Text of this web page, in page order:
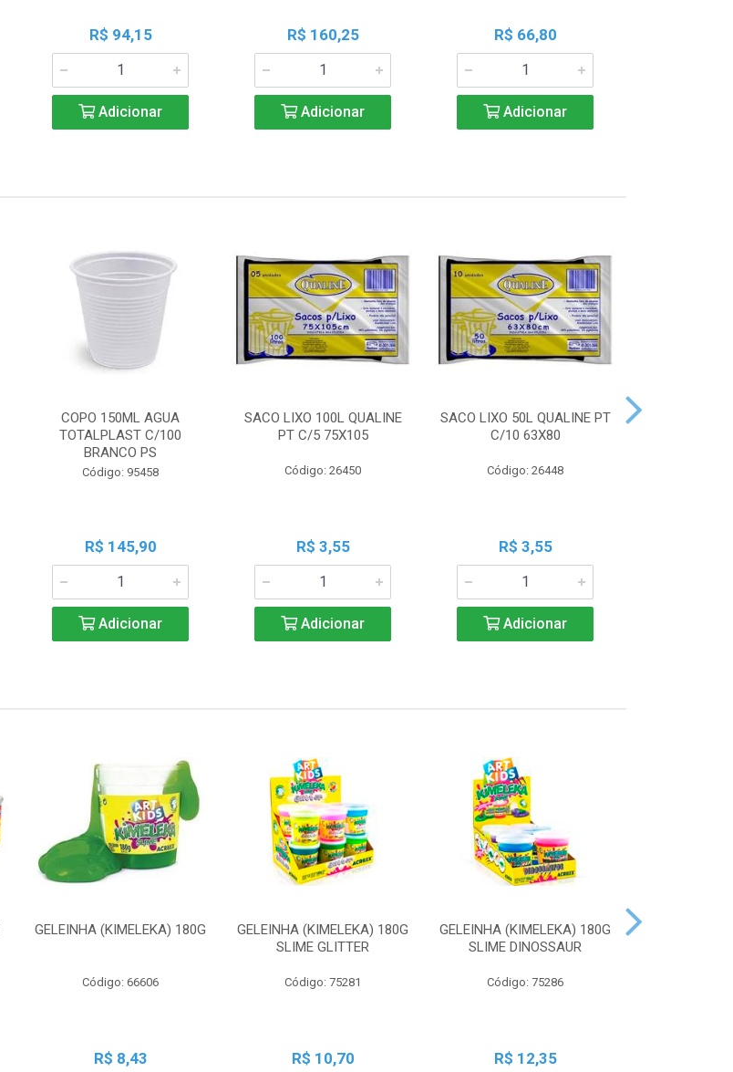
R$ 94,15
Adicionar
R$ 160,25
Adicionar
R$ 66,80
Adicionar
COPO 150ML AGUA
TOTALPLAST C/100
BRANCO PS
Código: 95458
R$ 145,90
Adicionar
SACO LIXO 100L QUALINE
PT C/5 75X105
Código: 26450
R$ 3,55
Adicionar
SACO LIXO 50L QUALINE PT
C/10 63X80
Código: 26448
R$ 3,55
Adicionar
GELEINHA (KIMELEKA) 180G
Código: 66606
R$ 8,43
GELEINHA (KIMELEKA) 180G
SLIME GLITTER
Código: 75281
R$ 10,70
GELEINHA (KIMELEKA) 180G
SLIME DINOSSAUR
Código: 75286
R$ 12,35